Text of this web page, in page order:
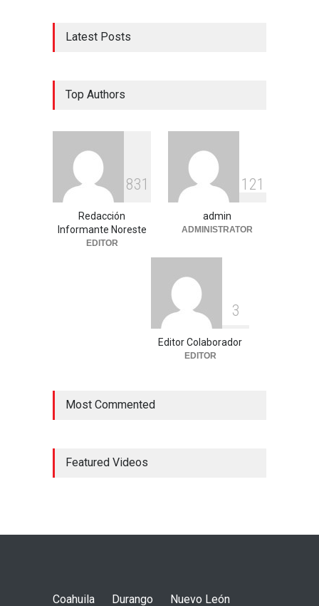
Latest Posts
Top Authors
831
Redacción
Informante Noreste
EDITOR
1 21
admin
ADMINISTRATOR
3
Editor Colaborador
EDITOR
Most Commented
Featured Videos
Coahuila Durango Nuevo León